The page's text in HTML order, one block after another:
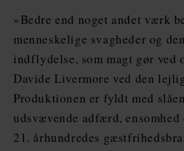
»Bedre end noget andet værk
menneskelige svagheder og
indflydelse, som magt gør ved
Davide Livermore ved den
Produktionen er fyldt med
udsvævende adfærd,
21. århundredes